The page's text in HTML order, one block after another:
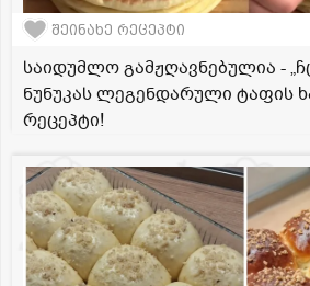
შეინახე რეცეპტი
საიდუმლო გამჟღავნებულია -
ნუნუკას ლეგენდარული ტაფის
რეცეპტი!